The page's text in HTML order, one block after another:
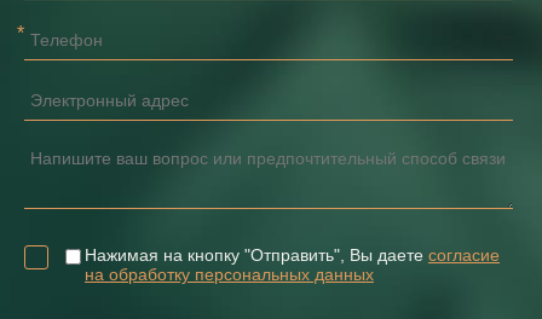
Нажимая на кнопку "Отправить", Вы даете согласие
на обработку персональных данных